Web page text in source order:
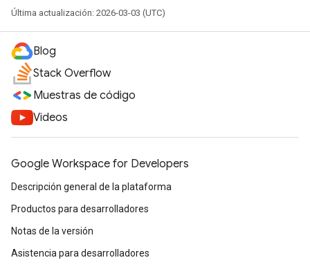
Última actualización: 2026-03-03 (UTC)
Blog
Stack Overflow
Muestras de código
Videos
Google Workspace for Developers
Descripción general de la plataforma
Productos para desarrolladores
Notas de la versión
Asistencia para desarrolladores